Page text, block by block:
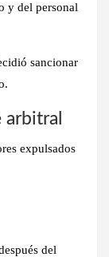
y del personal
sancionar
expulsados
del